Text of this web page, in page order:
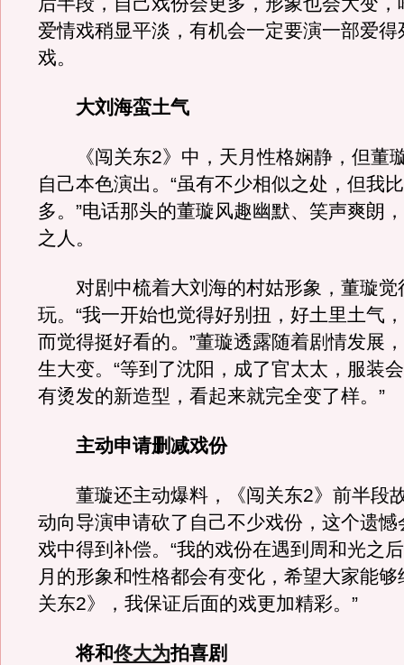
爱情戏稍显平淡，有机会一定要演一部爱得
戏。
大刘海蛮土气
《闯关东2》中，天月性格娴静，但董
自己本色演出。“虽有不少相似之处，但我
多。”电话那头的董璇风趣幽默、笑声爽朗
之人。
对剧中梳着大刘海的村姑形象，董璇觉
玩。“我一开始也觉得好别扭，好土里土气
而觉得挺好看的。”董璇透露随着剧情发展
生大变。“等到了沈阳，成了官太太，服装
有烫发的新造型，看起来就完全变了样。”
主动申请删减戏份
董璇还主动爆料，《闯关东2》前半段
动向导演申请砍了自己不少戏份，这个遗憾
戏中得到补偿。“我的戏份在遇到周和光之
月的形象和性格都会有变化，希望大家能
关东2》，我保证后面的戏更加精彩。”
将和佟大为拍喜剧